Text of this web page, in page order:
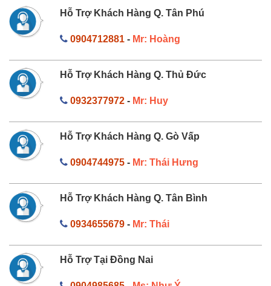
Hỗ Trợ Khách Hàng Q. Tân Phú
0904712881- Mr: Hoàng
Hỗ Trợ Khách Hàng Q. Thủ Đức
0932377972- Mr: Huy
Hỗ Trợ Khách Hàng Q. Gò Vấp
0904744975- Mr: Thái Hưng
Hỗ Trợ Khách Hàng Q. Tân Bình
0934655679- Mr: Thái
Hỗ Trợ Tại Đồng Nai